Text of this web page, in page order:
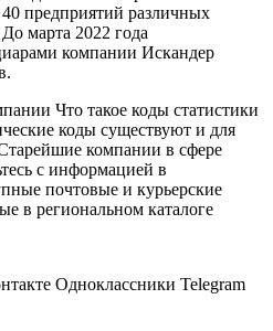
предприятий различных
марта 2022 года
компании Искандер
Что такое коды статистики
коды существуют и для
компании в сфере
с информацией в
почтовые и курьерские
в региональном каталоге
Одноклассники Telegram